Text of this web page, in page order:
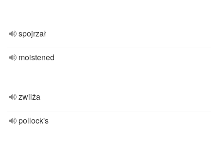
spojrzał
moistened
zwilża
pollock's